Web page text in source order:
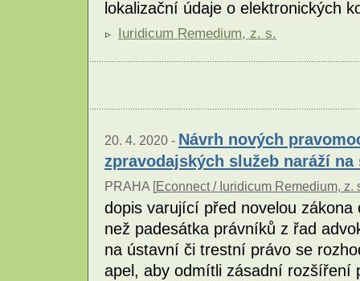
lokalizační údaje o elektronických
Iuridicum Remedium, z. s.
20. 4. 2020 - Návrh nových
zpravodajských služeb naráží
PRAHA [Econnect / Iuridicum Remedium, z.
dopis varující před novelou
než padesátka právníků z řad
na ústavní či trestní právo se
apel, aby odmítli zásadní rozšíření